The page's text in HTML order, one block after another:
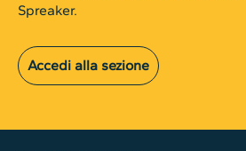
Spreaker.
Accedi alla sezione